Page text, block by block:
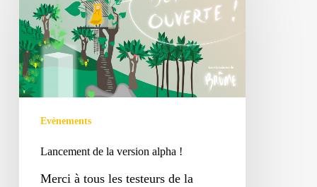
version
alpha
!
Evènements
Lancement de la version alpha !
Merci à tous les testeurs de la